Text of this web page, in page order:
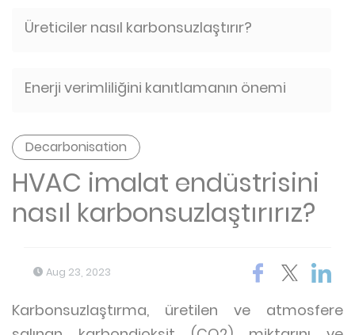
Üreticiler nasıl karbonsuzlaştırır?
Enerji verimliliğini kanıtlamanın önemi
Decarbonisation
HVAC imalat endüstrisini
nasıl karbonsuzlaştırırız?
Aug 23, 2023
Karbonsuzlaştırma, üretilen ve atmosfere